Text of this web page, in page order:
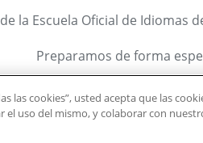
la Escuela Oficial de Idiomas
Preparamos de forma
Tenemos
las cookies”, usted acepta que las
el uso del mismo, y colaborar con